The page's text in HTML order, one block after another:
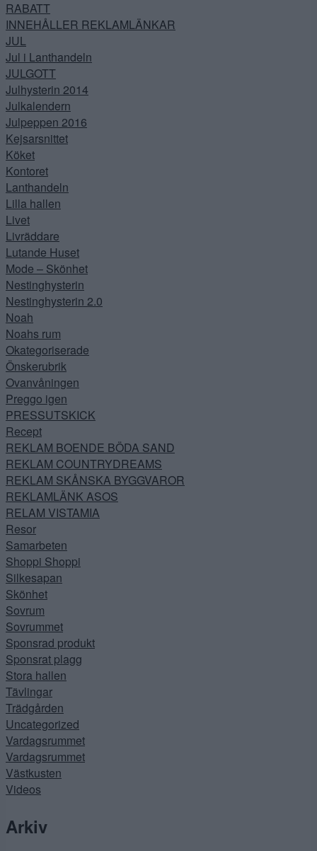
RABATT
INNEHÅLLER REKLAMLÄNKAR
JUL
Jul i Lanthandeln
JULGOTT
Julhysterin 2014
Julkalendern
Julpeppen 2016
Kejsarsnittet
Köket
Kontoret
Lanthandeln
Lilla hallen
Livet
Livräddare
Lutande Huset
Mode – Skönhet
Nestinghysterin
Nestinghysterin 2.0
Noah
Noahs rum
Okategoriserade
Önskerubrik
Ovanvåningen
Preggo igen
PRESSUTSKICK
Recept
REKLAM BOENDE BÖDA SAND
REKLAM COUNTRYDREAMS
REKLAM SKÅNSKA BYGGVAROR
REKLAMLÄNK ASOS
RELAM VISTAMIA
Resor
Samarbeten
Shoppi Shoppi
Silkesapan
Skönhet
Sovrum
Sovrummet
Sponsrad produkt
Sponsrat plagg
Stora hallen
Tävlingar
Trädgården
Uncategorized
Vardagsrummet
Vardagsrummet
Västkusten
Videos
Arkiv